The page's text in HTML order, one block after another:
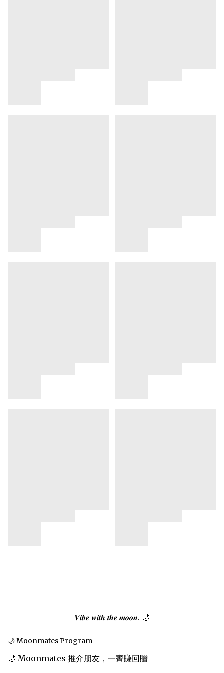
𝑽𝒊𝒃𝒆 𝒘𝒊𝒕𝒉 𝒕𝒉𝒆 𝒎𝒐𝒐𝒏. 🌙
🌙 Moonmates Program
🌙 Moonmates 推介朋友，一齊賺回贈